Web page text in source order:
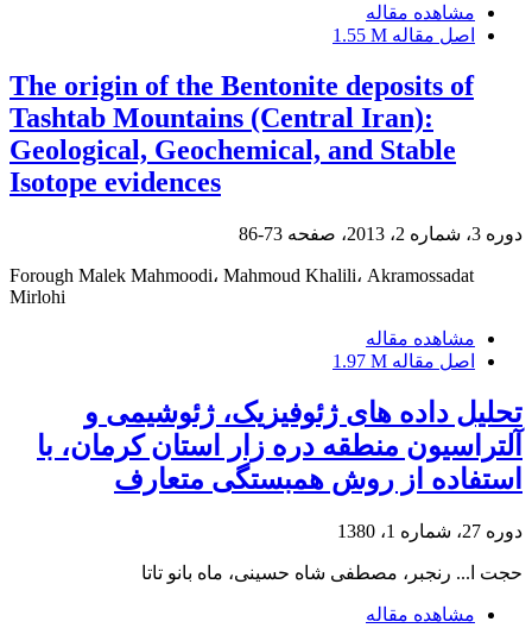
مشاهده مقاله
اصل مقاله 1.55 M
The origin of the Bentonite deposits of
Tashtab Mountains (Central Iran):
Geological, Geochemical, and Stable
Isotope evidences
دوره 3، شماره 2، 2013، صفحه 73-86
Forough Malek Mahmoodi، Mahmoud Khalili، Akramossadat
Mirlohi
مشاهده مقاله
اصل مقاله 1.97 M
تحلیل داده های ژئوفیزیک، ژئوشیمی و
آلتراسیون منطقه دره زار استان کرمان، با
استفاده از روش همبستگی متعارف
دوره 27، شماره 1، 1380
حجت ا... رنجبر، مصطفی شاه حسینی، ماه بانو تاتا
مشاهده مقاله